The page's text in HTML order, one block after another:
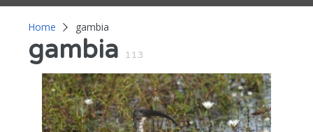
Home gambia
gambia 113